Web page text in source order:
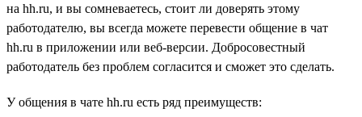
на hh.ru, и вы сомневаетесь, стоит ли доверять этому
работодателю, вы всегда можете перевести общение в чат
hh.ru в приложении или веб-версии. Добросовестный
работодатель без проблем согласится и сможет это сделать.
У общения в чате hh.ru есть ряд преимуществ: